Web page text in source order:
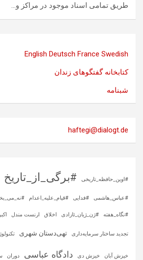
طریق تمامی اسناد موجود در مراکز و…
English Deutsch France Swedish
کتابخانه گفتگوهای زندان
شبنامه
haftegi@dialogt.de
#اوین_حافظه_تاریخی #برگی_از_تاریخ
#عباس_هاشمی #فدایی #قیام_علیه_اعدام
#نگاه_هفته #ژن_ژیان_ئازادی اخلاق ارنست مندل
تجدید ساختار سرمایه‌داری تهی‌دستان شهری
خیزش آبان خیزش دی دادگاه عباسی دوران